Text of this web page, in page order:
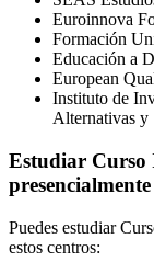
Euroinnova
Formación
Educación a
European
Instituto de
Alternativas y
Estudiar Curso
presencialmente
Puedes estudiar
estos centros: